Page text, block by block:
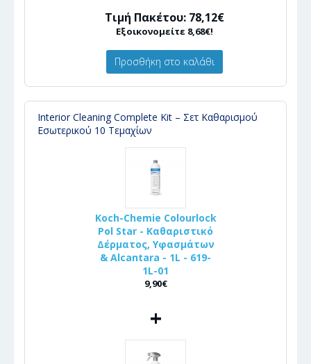
Τιμή Πακέτου: 78,12€
Εξοικονομείτε 8,68€!
Προσθήκη στο καλάθι
Interior Cleaning Complete Kit – Σετ Καθαρισμού
Εσωτερικού 10 Τεμαχίων
Koch-Chemie Colourlock
Pol Star - Καθαριστικό
Δέρματος, Υφασμάτων
& Alcantara - 1L - 619-
1L-01
9,90€
+